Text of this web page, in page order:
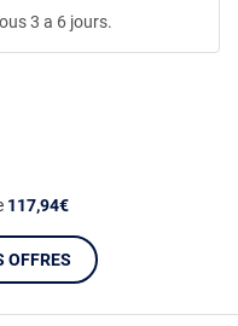
117,94€
OFFRES
3 a 6 jours.